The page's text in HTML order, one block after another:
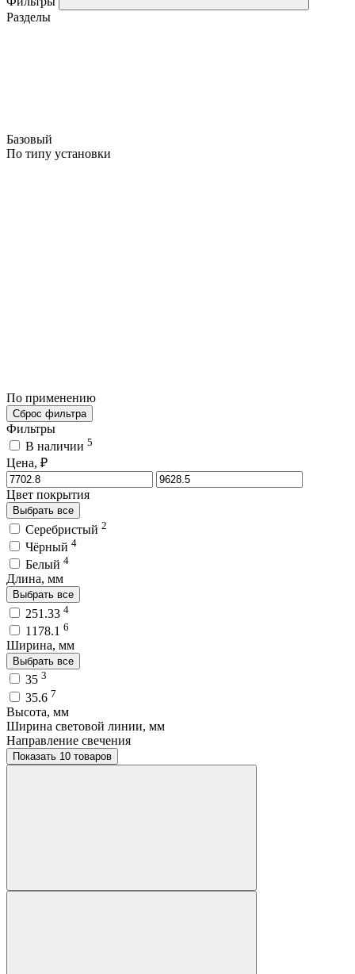
Разделы
Базовый
По типу установки
По применению
Сброс фильтра
Фильтры
В наличии 5
Цена, ₽
Цвет покрытия
Выбрать все
Серебристый 2
Чёрный 4
Белый 4
Длина, мм
Выбрать все
251.33 4
1178.1 6
Ширина, мм
Выбрать все
35 3
35.6 7
Высота, мм
Ширина световой линии, мм
Направление свечения
Показать 10 товаров